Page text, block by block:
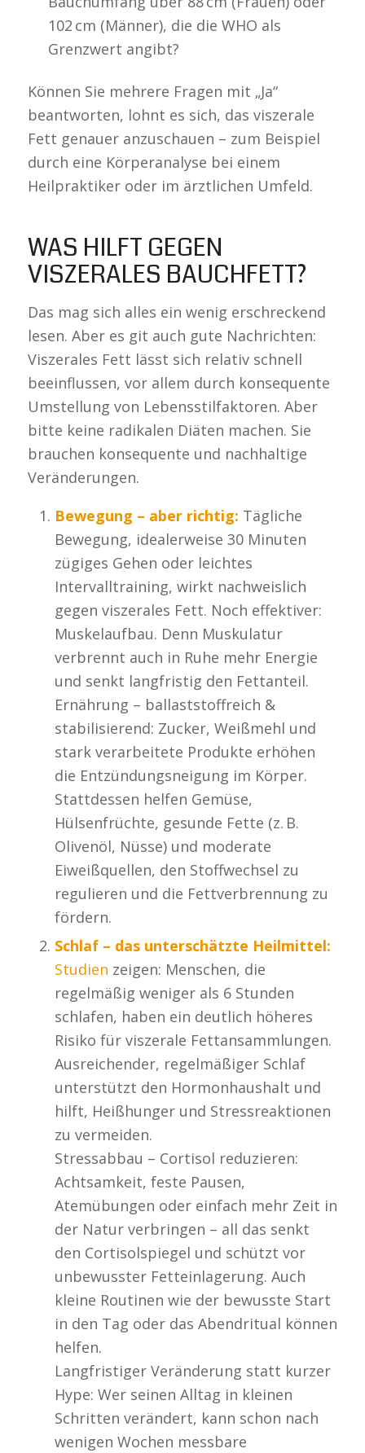
102 cm (Männer), die die WHO als
Grenzwert angibt?
Können Sie mehrere Fragen mit „Ja“
beantworten, lohnt es sich, das viszerale
Fett genauer anzuschauen – zum Beispiel
durch eine Körperanalyse bei einem
Heilpraktiker oder im ärztlichen Umfeld.
WAS HILFT GEGEN
VISZERALES BAUCHFETT?
Das mag sich alles ein wenig erschreckend
lesen. Aber es git auch gute Nachrichten:
Viszerales Fett lässt sich relativ schnell
beeinflussen, vor allem durch konsequente
Umstellung von Lebensstilfaktoren. Aber
bitte keine radikalen Diäten machen. Sie
brauchen konsequente und nachhaltige
Veränderungen.
Bewegung – aber richtig: Tägliche
Bewegung, idealerweise 30 Minuten
zügiges Gehen oder leichtes
Intervalltraining, wirkt nachweislich
gegen viszerales Fett. Noch effektiver:
Muskelaufbau. Denn Muskulatur
verbrennt auch in Ruhe mehr Energie
und senkt langfristig den Fettanteil.
Ernährung – ballaststoffreich &
stabilisierend: Zucker, Weißmehl und
stark verarbeitete Produkte erhöhen
die Entzündungsneigung im Körper.
Stattdessen helfen Gemüse,
Hülsenfrüchte, gesunde Fette (z. B.
Olivenöl, Nüsse) und moderate
Eiweißquellen, den Stoffwechsel zu
regulieren und die Fettverbrennung zu
fördern.
Schlaf – das unterschätzte Heilmittel:
Studien zeigen: Menschen, die
regelmäßig weniger als 6 Stunden
schlafen, haben ein deutlich höheres
Risiko für viszerale Fettansammlungen.
Ausreichender, regelmäßiger Schlaf
unterstützt den Hormonhaushalt und
hilft, Heißhunger und Stressreaktionen
zu vermeiden.
Stressabbau – Cortisol reduzieren:
Achtsamkeit, feste Pausen,
Atemübungen oder einfach mehr Zeit in
der Natur verbringen – all das senkt
den Cortisolspiegel und schützt vor
unbewusster Fetteinlagerung. Auch
kleine Routinen wie der bewusste Start
in den Tag oder das Abendritual können
helfen.
Langfristiger Veränderung statt kurzer
Hype: Wer seinen Alltag in kleinen
Schritten verändert, kann schon nach
wenigen Wochen messbare